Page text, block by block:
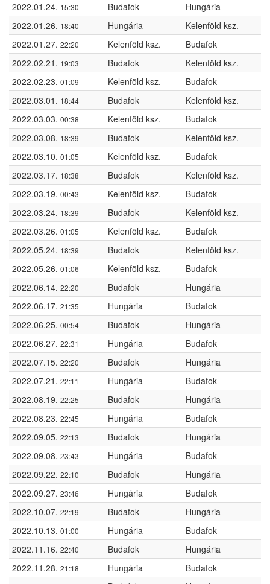
2022.01.24. 15:30 Budafok
Hungária
2022.01.26. 18:40 Hungária
Kelenföld ksz.
2022.01.27. 22:20 Kelenföld ksz.
Budafok
2022.02.21. 19:03 Budafok
Kelenföld ksz.
2022.02.23. 01:09 Kelenföld ksz.
Budafok
2022.03.01. 18:44 Budafok
Kelenföld ksz.
2022.03.03. 00:38 Kelenföld ksz.
Budafok
2022.03.08. 18:39 Budafok
Kelenföld ksz.
2022.03.10. 01:05 Kelenföld ksz.
Budafok
2022.03.17. 18:38 Budafok
Kelenföld ksz.
2022.03.19. 00:43 Kelenföld ksz.
Budafok
2022.03.24. 18:39 Budafok
Kelenföld ksz.
2022.03.26. 01:05 Kelenföld ksz.
Budafok
2022.05.24. 18:39 Budafok
Kelenföld ksz.
2022.05.26. 01:06 Kelenföld ksz.
Budafok
2022.06.14. 22:20 Budafok
Hungária
2022.06.17. 21:35 Hungária
Budafok
2022.06.25. 00:54 Budafok
Hungária
2022.06.27. 22:31 Hungária
Budafok
2022.07.15. 22:20 Budafok
Hungária
2022.07.21. 22:11 Hungária
Budafok
2022.08.19. 22:25 Budafok
Hungária
2022.08.23. 22:45 Hungária
Budafok
2022.09.05. 22:13 Budafok
Hungária
2022.09.08. 23:43 Hungária
Budafok
2022.09.22. 22:10 Budafok
Hungária
2022.09.27. 23:46 Hungária
Budafok
2022.10.07. 22:19 Budafok
Hungária
2022.10.13. 01:00 Hungária
Budafok
2022.11.16. 22:40 Budafok
Hungária
2022.11.28. 21:18 Hungária
Budafok